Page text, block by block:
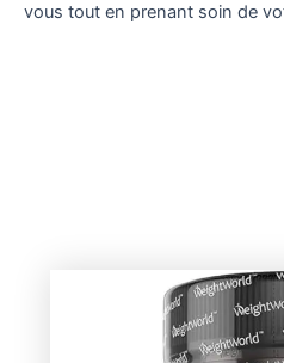
vous tout en prenant soin de